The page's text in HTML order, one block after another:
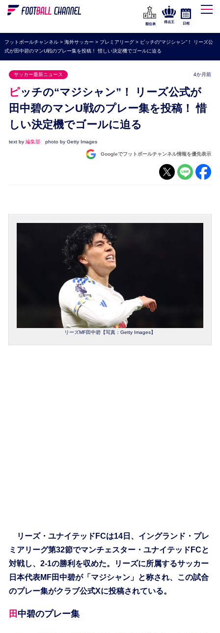
WEリーグ
海外サッカー
プレミアリーグ
ラ・リーガ
セリエA
ブンデスリーガ
UEFA
ナショナルチーム
順位表
得点王 日程
フットボールチャンネル> 海外サッカー > プレミアリーグ> ピッチの“マジシャン”！ リーズ公
式が田中碧のマンU戦のプレー集を投稿！ 惜しい決定機でゴールに迫る
サッカー最新ニュース 4か月前
ピッチの“マジシャン”！ リーズ公式が
田中碧のマンU戦のプレー集を投稿！ 惜
しい決定機でゴールに迫る
text by 編集部 photo by Getty Images
Googleでフットボールチャンネル情報を優先表示
リーズMF田中碧【写真：Getty Images】
リーズ・ユナイテッドFCは14日、イングランド・プレ
ミアリーグ第32節でマンチェスター・ユナイテッドFCと
対戦し、2-1の勝利を収めた。リーズに所属するサッカー
日本代表MF田中碧が「マジシャン」と称され、この試合
のプレー集がクラブ公式Xに投稿されている。
田中碧のプレー集